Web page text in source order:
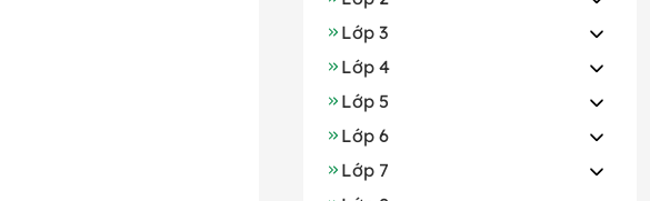
Lớp 3
Lớp 4
Lớp 5
Lớp 6
Lớp 7